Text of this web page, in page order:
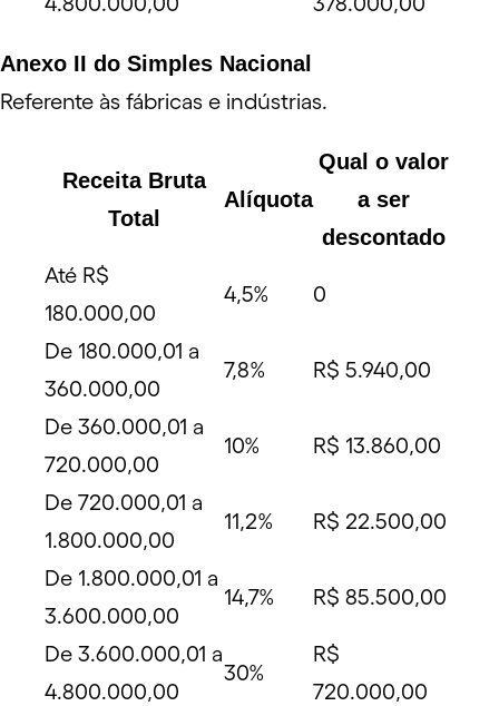
Anexo II do Simples Nacional
Referente às fábricas e indústrias.
Receita Bruta
Total
Alíquota
Qual o valor
a ser
descontado
Até R$
180.000,00
4,5% 0
De 180.000,01 a
360.000,00
7,8% R$ 5.940,00
De 360.000,01 a
720.000,00
10% R$ 13.860,00
De 720.000,01 a
1.800.000,00
11,2% R$ 22.500,00
De 1.800.000,01 a
3.600.000,00
14,7% R$ 85.500,00
De 3.600.000,01 a
4.800.000,00
30%
R$
720.000,00